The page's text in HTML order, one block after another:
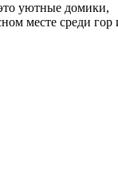
уютные домики,
месте среди гор